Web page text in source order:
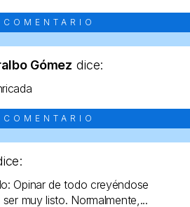
Gómez dice:
Opinar de todo creyéndose
muy listo. Normalmente,...